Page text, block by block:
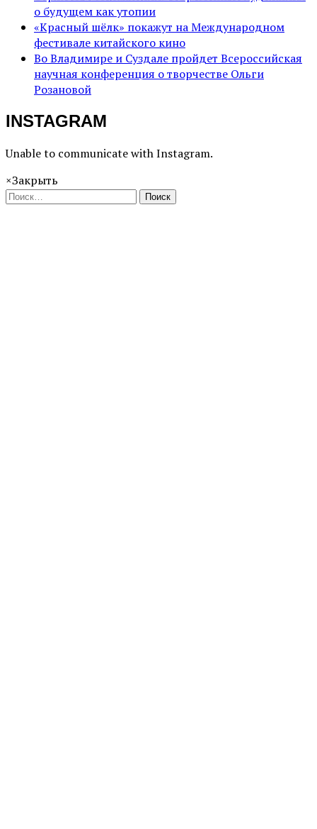
о будущем как утопии
«Красный шёлк» покажут на Международном
фестивале китайского кино
Во Владимире и Суздале пройдет Всероссийская
научная конференция о творчестве Ольги
Розановой
INSTAGRAM
Unable to communicate with Instagram.
×Закрыть
Поиск